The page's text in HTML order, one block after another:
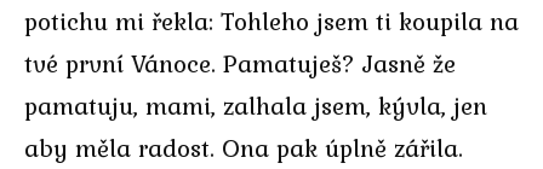
potichu mi řekla: Tohleho jsem ti koupila na
tvé první Vánoce. Pamatuješ? Jasně že
pamatuju, mami, zalhala jsem, kývla, jen
aby měla radost. Ona pak úplně zářila.